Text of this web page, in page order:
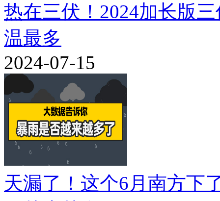
热在三伏！2024加长版
温最多
2024-07-15
天漏了！这个6月南方下